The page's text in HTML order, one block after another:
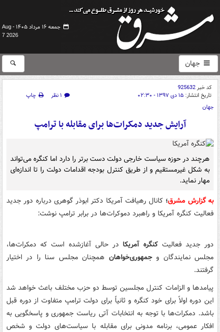
جمعه ۱۶ مرداد ۱۴۰۵ -
Aug
7 2026
جهان
کد خبر925632
تاریخ انتشار: ۱۵ دی ۱۳۹۷ - ۰۲:۳۰ ۱ نظر
چاپ
جهان
آرایش جدید دمکرات‌ها برای مقابله با ترامپ
هرچند در حوزه سیاست خارجی دولت دست برتر را دارد اما کنگره می‌تواند
به شکل غیرمستقیم و از طریق کنترل بودجه اقدامات دولت را تا اندازه‌ای
مهار نماید.
به گزارش مشرق؛ کانال رهیافت آمریکا دکتر ابوذر گوهری درباره دور جدید
فعالیت کنگره آمریکا و راهبرد دموکرات‌ها در برابر ترامپ نوشت:
دور جدید فعالیت کنگره آمریکادر حالی آغازشده است که دمکرات‌ها،
مجلس نمایندگان وجمهوری‌خواهان همچنان مجلس سنا را در اختیار
گرفتند.
پیامدها و الزامات کنترل مجلسین توسط دو حزب مختلف باعث خواهد شد
این دوره اولاً برای خود کنگره و ثانیاً برای دولت ترامپ متفاوت از دوره قبل
باشد. دمکرات‌ها با توجه به انتخابات آتی ریاست جمهوری و پاسخگویی به
افکار عمومی، برنامه مدونی برای مقابله با سیاست‌های دولت و شخص